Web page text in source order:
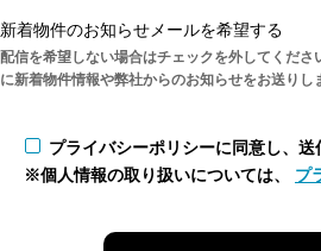
新着物件のお知らせメールを希望する
配信を希望しない場合はチェックを外してくだ
に新着物件情報や弊社からのお知らせをお送りし
プライバシーポリシーに同意し、
※個人情報の取り扱いについては、
プ